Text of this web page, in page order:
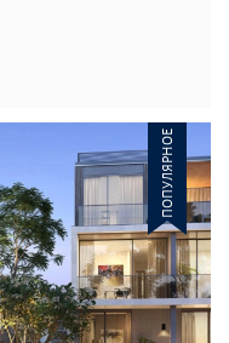
ПОПУЛЯРНОЕ